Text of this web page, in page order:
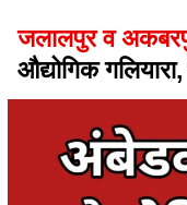
जलालपुर व
औद्योगिक